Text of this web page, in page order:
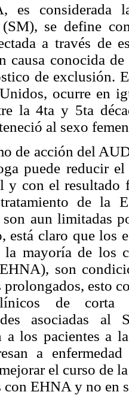
es considerada
se define
a través de
causa conocida
de exclusión.
ocurre en
la 4ta y 5ta
al sexo
de acción del
puede reducir
y con el resultado
de la
son aun limitadas
está claro que los
la mayoría de los
son
prolongados, esto
de corta
asociadas
a los pacientes a
a
el curso de
con EHNA y no en